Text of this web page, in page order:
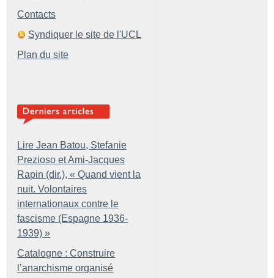
Contacts
Syndiquer le site de l'UCL
Plan du site
Lire Jean Batou, Stefanie
Prezioso et Ami-Jacques
Rapin (dir.), « Quand vient la
nuit. Volontaires
internationaux contre le
fascisme (Espagne 1936-
1939) »
Catalogne : Construire
l’anarchisme organisé